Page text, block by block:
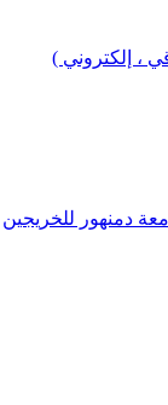
، إلكتروني )
دمنهور للخريجين